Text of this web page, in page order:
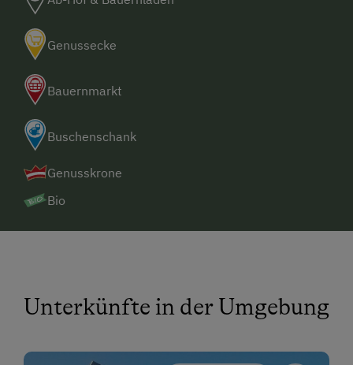
Genussecke
Bauernmarkt
Buschenschank
Genusskrone
Bio
Unterkünfte in der Umgebung